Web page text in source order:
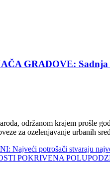
GRADOVE: Sadnja
održanom krajem prošle
za ozelenjavanje urbanih
Najveći potrošači stvaraju
POKRIVENA